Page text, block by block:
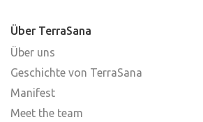
Über TerraSana
Über uns
Geschichte von TerraSana
Manifest
Meet the team